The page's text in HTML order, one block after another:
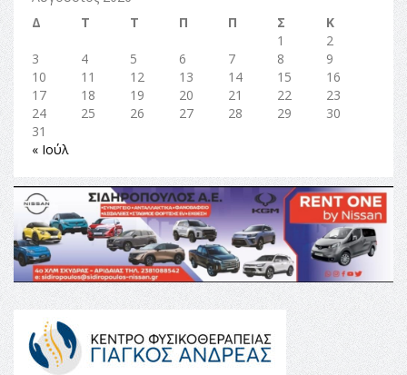
Δ
Τ Τ Π Π Σ
Κ
1
2
3
4 5 6 7 8
9
10
11 12 13 14 15
16
17
18 19 20 21 22
23
24
25 26 27 28 29
30
31
« Ιούλ